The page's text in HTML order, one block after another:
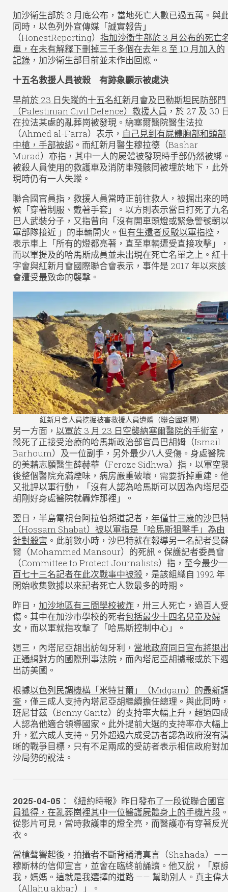
加沙衛生部於 3 月底公布，當地死亡人數已過五萬。與
同時，以色列外宣傳媒「誠實報告」
（HonestReporting） 指加沙衛生部於 3 月公布的死亡
單，在未有解釋下刪掉三千多個在去年 8 至 10 月加入的
記錄 ，加沙衛生部目前並未作出回應。
十五名救援人員被殺 有跡象顯示被處決
早前於 23 日失蹤的十五名紅新月會及巴勒斯坦民防部門
（Palestinian Civil Defence）救援人員 ，於 27 及 30
在拉法某處的亂葬崗被發現。納塞爾醫院醫生法拉
（Ahmed al-Farra）表示， 自己見到有屍體胸部和頭部
中槍，手部被綁 。而紅新月醫生穆拉德（Bashar
Murad）亦指，其中一人的屍體被發現時手部仍然被綁
被殺人員使用的救護車及消防車殘骸同被埋於地下，此
現時仍有一人失蹤。
聯合國官員指，救援人員當時正前往救人，被掘出來的
候「穿著制服、戴著手套」。以方則表示當日打死了九
巴人武裝分子，又指曾向「沒有開車頭燈或緊急警號朝
軍部隊接近 」的車輛開火。但有生還者反駁以軍指控 ，
表示車上「所有的燈都亮著，直至車輛遭受直接攻擊」
而以軍提及的哈馬斯成員並未出現在死亡名單之上。紅
字會與紅新月會國際聯合會表示，事件是 2017 年以來該
會遭受最致命的襲擊。
紅新月會人員挖掘被害救援人員遺體（聯合國新聞）
另一方面， 以軍於 3 月 23 日空襲納塞爾醫院的手術室 ，
殺死了正接受治療的哈馬斯政治部官員巴胡姆（Ismail
Barhoum）及一位副手，另外最少八人受傷。身處醫院
的美藉志願醫生薛赫華（Feroze Sidhwa）指，以軍空
後整個醫院充滿煙味，病房嚴重破壞，需要拆掉重建。
又批評以軍行動，「沒有人認為哈馬斯可以因為內塔尼
胡剛好身處醫院就轟炸那裡」。
翌日，半島電視台阿拉伯頻道記者， 年僅廿三歲的沙巴
（Hossam Shabat）被以軍指是「哈馬斯狙擊手」為由
針對殺害 。此前數小時，沙巴特就在報導另一名記者曼
爾（Mohammed Mansour）的死訊。保護記者委員會
（Committee to Protect Journalists）指， 至今最少一
百七十三名記者在此次戰事中被殺 ，是該組織自 1992 年
開始收集數據以來記者死亡人數最多的時期。
昨日， 加沙地區有三間學校被炸 ，卅三人死亡，過百人
傷。其中在加沙市學校的死者包括最少十四名兒童及婦
女 ，而以軍就指攻擊了「哈馬斯控制中心」。
週三，內塔尼亞胡出訪匈牙利， 當地政府同日宣布將退
正通緝對方的國際刑事法院 ，而內塔尼亞胡據報或於下
出訪美國。
根據以色列民調機構「米特甘爾」（Midgam）的最新
查 ，僅三成人支持內塔尼亞胡繼續擔任總理。與此同時
班尼甘茲（Benny Gantz）的支持率大幅上升，超過四
人認為他適合領導國家。此外提前大選的支持率亦大幅
升，獲六成人支持。另外超過六成受訪者認為政府沒有
晰的戰爭目標，只有不足兩成的受訪者表示相信政府對
沙局勢的說法。
2025-04-05 ：《紐約時報》昨日發布了一段從聯合國官
員獲得，在亂葬崗裡其中一位醫護屍體身上的手機片段
從影片可見，當時救護車的燈全亮，而醫護亦有穿著反
衣。
當槍聲響起後，拍攝者不斷背誦清真言（Shahada）——
穆斯林的信仰宣言，並會在臨終前誦讀。他又說，「原
我，媽媽。這就是我選擇的道路 —— 幫助別人。真主偉
（Allahu akbar）」。